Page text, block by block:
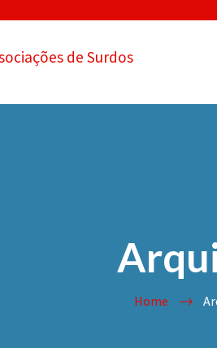
de Surdos
Home